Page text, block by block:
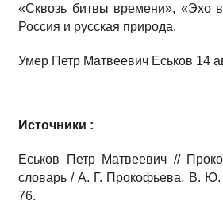
«Сквозь битвы времени», «Эхо
Россия и русская природа.
Умер Петр Матвеевич Еськов 14
Источники :
Еськов Петр Матвеевич //
словарь / А. Г. Прокофьева, В.
76.